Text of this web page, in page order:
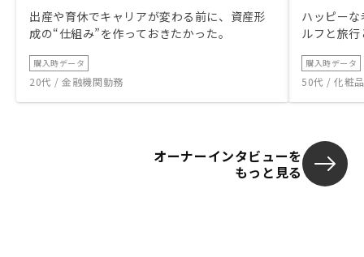
出産や育休でキャリアが変わる前に、資産形
成の“仕組み”を作っておきたかった。
購入時データ
20代 / 金融機関勤務
ハッピー
ルフと旅
購入時データ
50代 / 化粧
オーナーインタビューを
もっと見る